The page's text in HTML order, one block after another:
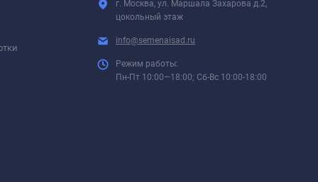
г. Москва, ул. Маршала Захарова д.2,
цокольный этаж
info@semenaisad.ru
Режим работы:
Пн-Пт 10:00—18:00; Сб-Вс 10:00-18:00